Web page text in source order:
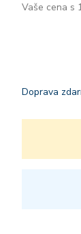
Vaše cena s
Doprava